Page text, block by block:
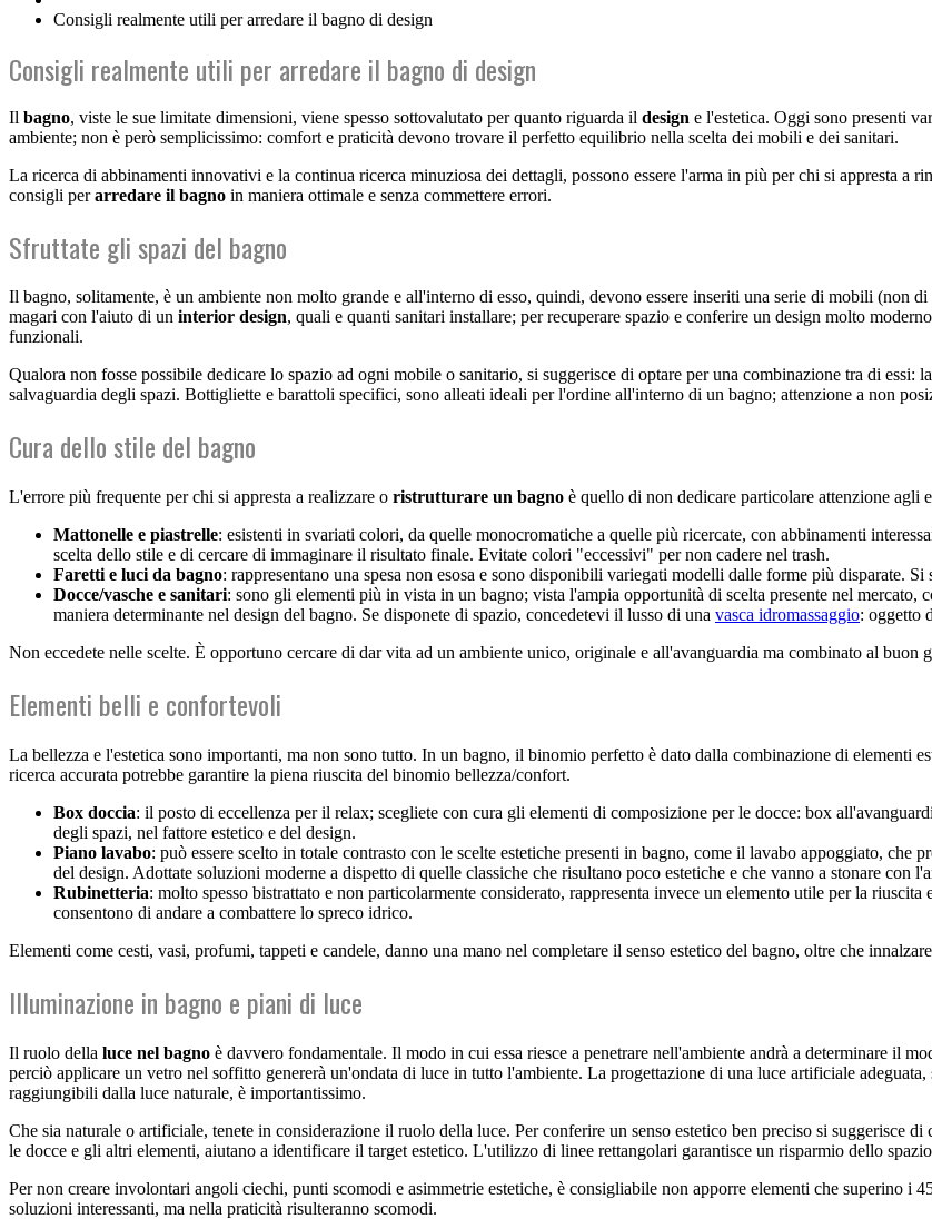
Consigli realmente utili per arredare il bagno di design
Consigli realmente utili per arredare il bagno di design
Il bagno, viste le sue limitate dimensioni, viene spesso sottovalutato per quanto riguarda il design e l'estetica. Oggi sono presenti
ambiente; non è però semplicissimo: comfort e praticità devono trovare il perfetto equilibrio nella scelta dei mobili e dei sanitari.
La ricerca di abbinamenti innovativi e la continua ricerca minuziosa dei dettagli, possono essere l'arma in più per chi si appresta a
consigli perarredare il bagno in maniera ottimale e senza commettere errori.
Sfruttate gli spazi del bagno
Il bagno, solitamente, è un ambiente non molto grande e all'interno di esso, quindi, devono essere inseriti una serie di mobili (non
magari con l'aiuto di un interior design, quali e quanti sanitari installare; per recuperare spazio e conferire un design molto
funzionali.
Qualora non fosse possibile dedicare lo spazio ad ogni mobile o sanitario, si suggerisce di optare per una combinazione tra di
salvaguardia degli spazi. Bottigliette e barattoli specifici, sono alleati ideali per l'ordine all'interno di un bagno; attenzione a non
Cura dello stile del bagno
L'errore più frequente per chi si appresta a realizzare o ristrutturare un bagno è quello di non dedicare particolare attenzione agli
Mattonelle e piastrelle: esistenti in svariati colori, da quelle monocromatiche a quelle più ricercate, con abbinamenti
scelta dello stile e di cercare di immaginare il risultato finale. Evitate colori "eccessivi" per non cadere nel trash.
Faretti e luci da bagno: rappresentano una spesa non esosa e sono disponibili variegati modelli dalle forme più disparate.
Docce/vasche e sanitari: sono gli elementi più in vista in un bagno; vista l'ampia opportunità di scelta presente nel
maniera determinante nel design del bagno. Se disponete di spazio, concedetevi il lusso di una vasca idromassaggio: oggetto
Non eccedete nelle scelte. È opportuno cercare di dar vita ad un ambiente unico, originale e all'avanguardia ma combinato al buon
Elementi belli e confortevoli
La bellezza e l'estetica sono importanti, ma non sono tutto. In un bagno, il binomio perfetto è dato dalla combinazione di elementi
ricerca accurata potrebbe garantire la piena riuscita del binomio bellezza/confort.
Box doccia: il posto di eccellenza per il relax; scegliete con cura gli elementi di composizione per le docce: box
degli spazi, nel fattore estetico e del design.
Piano lavabo: può essere scelto in totale contrasto con le scelte estetiche presenti in bagno, come il lavabo appoggiato, che
del design. Adottate soluzioni moderne a dispetto di quelle classiche che risultano poco estetiche e che vanno a stonare con
Rubinetteria: molto spesso bistrattato e non particolarmente considerato, rappresenta invece un elemento utile per la
consentono di andare a combattere lo spreco idrico.
Elementi come cesti, vasi, profumi, tappeti e candele, danno una mano nel completare il senso estetico del bagno, oltre che
Illuminazione in bagno e piani di luce
Il ruolo della luce nel bagno è davvero fondamentale. Il modo in cui essa riesce a penetrare nell'ambiente andrà a determinare il
perciò applicare un vetro nel soffitto genererà un'ondata di luce in tutto l'ambiente. La progettazione di una luce artificiale
raggiungibili dalla luce naturale, è importantissimo.
Che sia naturale o artificiale, tenete in considerazione il ruolo della luce. Per conferire un senso estetico ben preciso si suggerisce
le docce e gli altri elementi, aiutano a identificare il target estetico. L'utilizzo di linee rettangolari garantisce un risparmio dello
Per non creare involontari angoli ciechi, punti scomodi e asimmetrie estetiche, è consigliabile non apporre elementi che superino i
soluzioni interessanti, ma nella praticità risulteranno scomodi.